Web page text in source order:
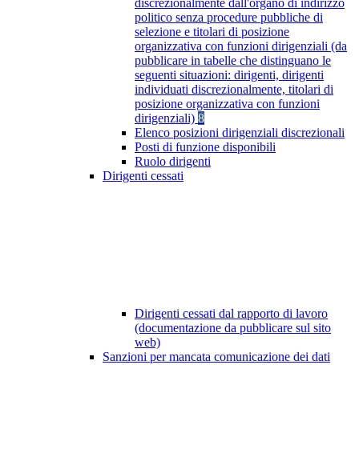
discrezionalmente dall'organo di indirizzo
politico senza procedure pubbliche di
selezione e titolari di posizione
organizzativa con funzioni dirigenziali (da
pubblicare in tabelle che distinguano le
seguenti situazioni: dirigenti, dirigenti
individuati discrezionalmente, titolari di
posizione organizzativa con funzioni
dirigenziali) 8
Elenco posizioni dirigenziali discrezionali
Posti di funzione disponibili
Ruolo dirigenti
Dirigenti cessati
Dirigenti cessati dal rapporto di lavoro
(documentazione da pubblicare sul sito
web)
Sanzioni per mancata comunicazione dei dati